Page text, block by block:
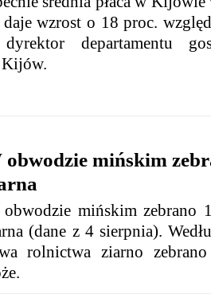
daje wzrost o 18 proc.
dyrektor departamentu
Kijów.
obwodzie mińskim
mińskim zebrano
(dane z 4 sierpnia).
rolnictwa ziarno